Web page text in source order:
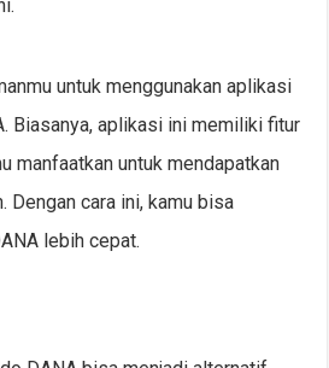
untuk menggunakan aplikasi
Biasanya, aplikasi ini memiliki fitur
manfaatkan untuk mendapatkan
Dengan cara ini, kamu bisa
lebih cepat.